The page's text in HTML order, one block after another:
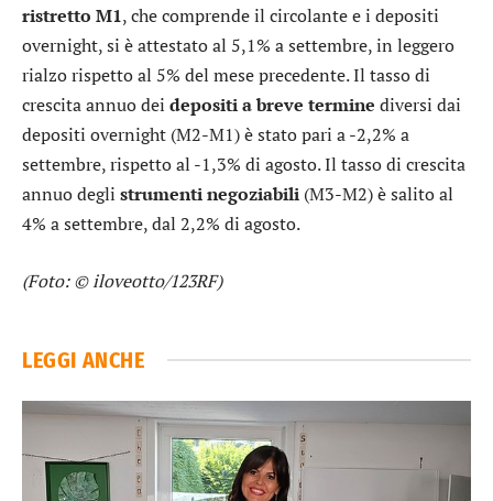
ristretto M1, che comprende il circolante e i depositi
overnight, si è attestato al 5,1% a settembre, in leggero
rialzo rispetto al 5% del mese precedente. Il tasso di
crescita annuo dei depositi a breve termine diversi dai
depositi overnight (M2-M1) è stato pari a -2,2% a
settembre, rispetto al -1,3% di agosto. Il tasso di crescita
annuo degli strumenti negoziabili (M3-M2) è salito al
4% a settembre, dal 2,2% di agosto.
(Foto: © iloveotto/123RF)
LEGGI ANCHE